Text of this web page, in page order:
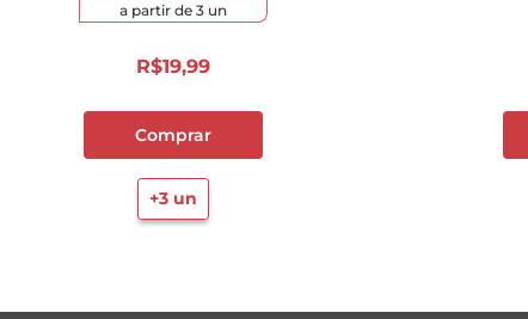
a partir de3 un
R$19,99
Comprar
+3 un